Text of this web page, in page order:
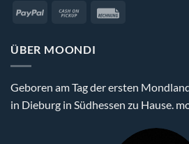
PayPal
Cash
Pickup
ÜBER MOONDI
Geboren am Tag der ersten
in Dieburg in Südhessen zu Hause.